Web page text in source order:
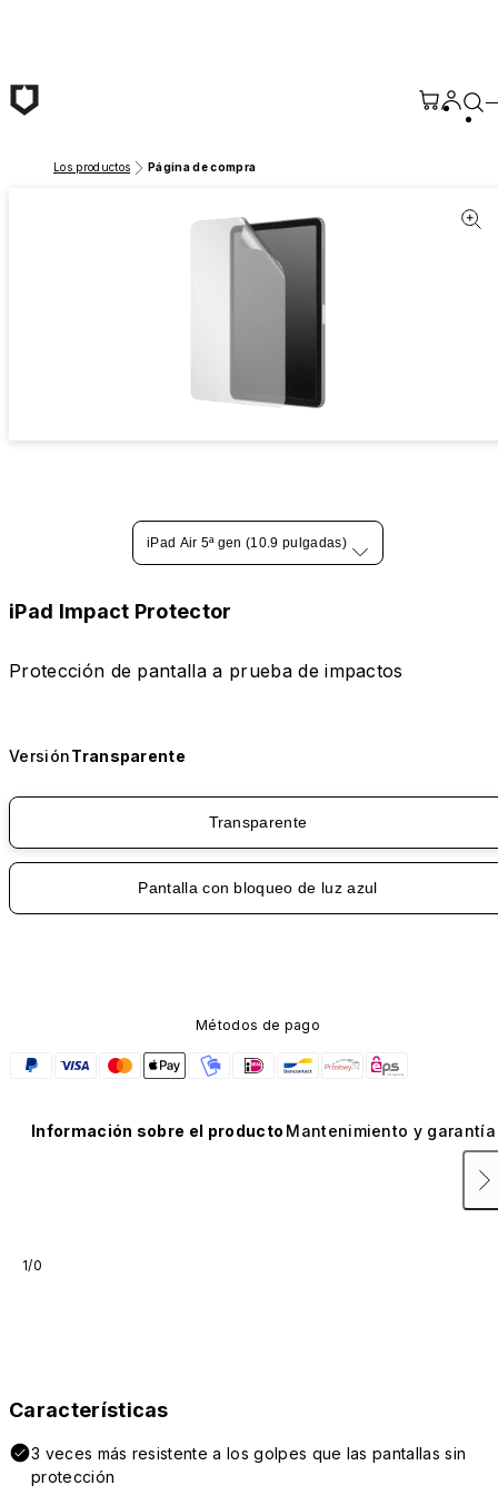
Los productos Página de compra
iPad Air 5ª gen (10.9 pulgadas)
iPad Impact Protector
Protección de pantalla a prueba de impactos
VersiónTransparente
Transparente
Pantalla con bloqueo de luz azul
Métodos de pago
Información sobre el producto Mantenimiento y garantía
1/0
Características
3 veces más resistente a los golpes que las pantallas sin
protección